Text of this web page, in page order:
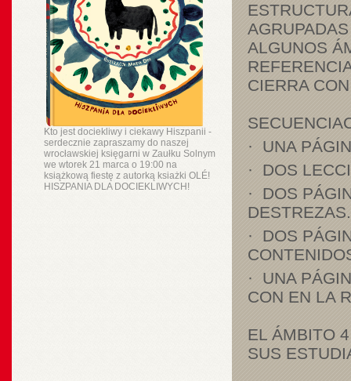
Kto jest dociekliwy i ciekawy Hiszpanii -
serdecznie zapraszamy do naszej
wrocławskiej księgarni w Zaułku Solnym
we wtorek 21 marca o 19:00 na
książkową fiestę z autorką ksiażki OLÉ!
HISZPANIA DLA DOCIEKLIWYCH!
ALGUNOS
CIERRA
· UNA
· DOS
· DOS
DESTREZAS.
· DOS
· UNA
CON EN LA
EL ÁMBITO
SUS